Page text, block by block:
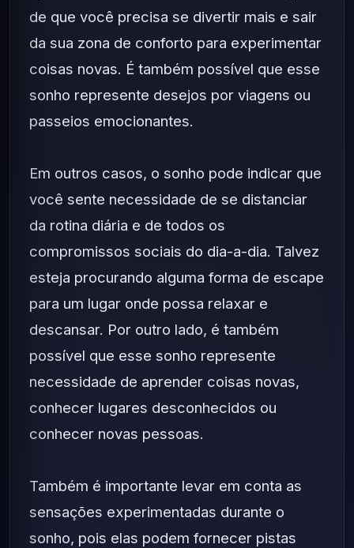
de que você precisa se divertir mais e sair
da sua zona de conforto para experimentar
coisas novas. É também possível que esse
sonho represente desejos por viagens ou
passeios emocionantes.
Em outros casos, o sonho pode indicar que
você sente necessidade de se distanciar
da rotina diária e de todos os
compromissos sociais do dia-a-dia. Talvez
esteja procurando alguma forma de escape
para um lugar onde possa relaxar e
descansar. Por outro lado, é também
possível que esse sonho represente
necessidade de aprender coisas novas,
conhecer lugares desconhecidos ou
conhecer novas pessoas.
Também é importante levar em conta as
sensações experimentadas durante o
sonho, pois elas podem fornecer pistas